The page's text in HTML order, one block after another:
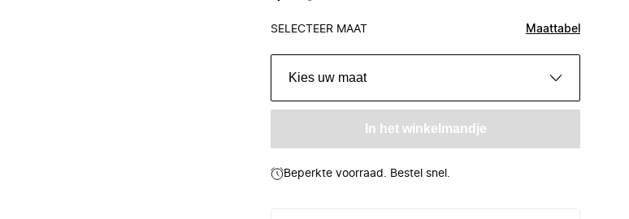
SELECTEER MAAT Maattabel
Kies uw maat
In het winkelmandje
Beperkte voorraad. Bestel snel.